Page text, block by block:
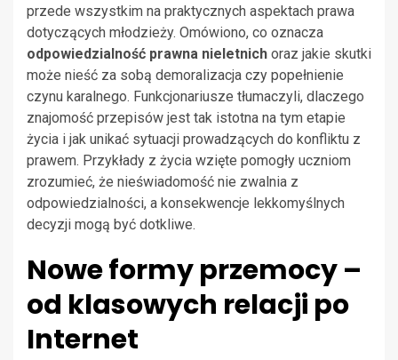
przede wszystkim na praktycznych aspektach prawa
dotyczących młodzieży. Omówiono, co oznacza
odpowiedzialność prawna nieletnich oraz jakie skutki
może nieść za sobą demoralizacja czy popełnienie
czynu karalnego. Funkcjonariusze tłumaczyli, dlaczego
znajomość przepisów jest tak istotna na tym etapie
życia i jak unikać sytuacji prowadzących do konfliktu z
prawem. Przykłady z życia wzięte pomogły uczniom
zrozumieć, że nieświadomość nie zwalnia z
odpowiedzialności, a konsekwencje lekkomyślnych
decyzji mogą być dotkliwe.
Nowe formy przemocy –
od klasowych relacji po
Internet